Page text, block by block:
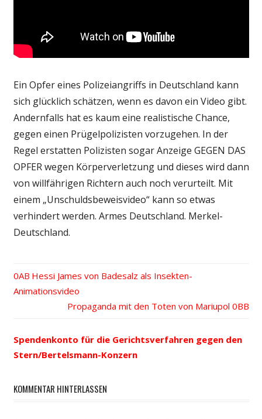
Ein Opfer eines Polizeiangriffs in Deutschland kann
sich glücklich schätzen, wenn es davon ein Video gibt.
Andernfalls hat es kaum eine realistische Chance,
gegen einen Prügelpolizisten vorzugehen. In der
Regel erstatten Polizisten sogar Anzeige GEGEN DAS
OPFER wegen Körperverletzung und dieses wird dann
von willfährigen Richtern auch noch verurteilt. Mit
einem „Unschuldsbeweisvideo“ kann so etwas
verhindert werden. Armes Deutschland. Merkel-
Deutschland.
Beitrags-
Navigation
Vorheriger
Beitrag:
Hessi James von Badesalz als Insekten-
Animationsvideo
Nächster
Propaganda mit den Toten von Mariupol
Spendenkonto für die Gerichtsverfahren gegen den
Stern/Bertelsmann-Konzern
KOMMENTAR HINTERLASSEN